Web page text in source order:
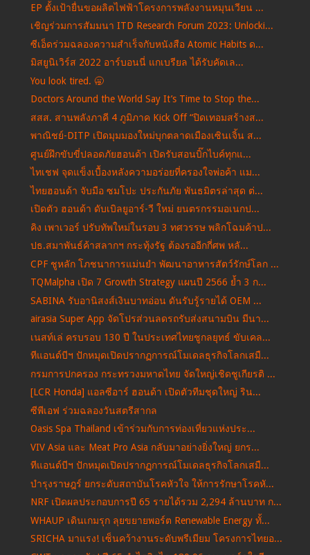
EP ตั้งเป้ายื่นขอผลิตไฟฟ้าโครงการพลังงานหมุนเวียน ...
เชิญร่วมการสัมมนา ITD Research Forum 2023: Unlocki...
ซีเอ็ดร่วมฉลองความสำเร็จกับหนังสือ Atomic Habits ด...
มิสยูนิเวิร์ส 2022 อาร์บอนนี่ แกเบรียล ได้รับคัดเล...
You look tired. 🥱
Doctors Around the World Say It’s Time to Stop the...
สสส. สานพลังภาคี 4 ภูมิภาค Kick Off “ปิดเทอมสร้างส...
พาณิชย์-DITP เปิดมุมมองใหม่บุกตลาดเมืองเซินเจิ้น ส...
ศูนย์ฝึกขับขี่ปลอดภัยฮอนด้า เปิดรับสอนบิ๊กไบค์ทุกแ...
ไทเชฟ จุดแข็งเบื้องหลังความอร่อยที่ครองใจพ่อค้า แม...
ไทยฮอนด้า จับมือ ซมโปะ ประกันภัย พันธมิตรล่าสุด ต่...
เปิดตัว ฮอนด้า ดับเบิลยูอาร์-วี ใหม่ ยนตรกรรมอเนกป...
คิง เพาเวอร์ ปรับทัพใหม่ในรอบ 3 ทศวรรษ พลิกโฉมค้าป...
ปธ.สมาพันธ์ค้าสลากฯ กระทุ้งรัฐ ต้องรออีกกี่ศพ หลั...
CPF ชูหลัก โภชนาการแม่นยำ พัฒนาอาหารสัตว์รักษ์โลก ...
TQMalpha เปิด 7 Growth Strategy แผนปี 2566 ย้ำ 3 ก...
SABINA รับอานิสงส์เงินบาทอ่อน ดันรับรู้รายได้ OEM ...
airasia Super App จัดโปรส่วนลดรถรับส่งสนามบิน มีนา...
เนสท์เล่ ครบรอบ 130 ปี ในประเทศไทยชูกลยุทธ์ ขับเคล...
ทีแอนด์บีฯ ปักหมุดเปิดปรากฏการณ์โมเดลธุรกิจโลกเสมื...
กรมการปกครอง กระทรวงมหาดไทย จัดใหญ่เชิดชูเกียรติ ...
[LCR Honda] แอลซีอาร์ ฮอนด้า เปิดตัวทีมชุดใหญ่ ริน...
ซีพีเอฟ ร่วมฉลองวันสตรีสากล
Oasis Spa Thailand เข้าร่วมกับการท่องเที่ยวแห่งประ...
VIV Asia และ Meat Pro Asia กลับมาอย่างยิ่งใหญ่ ยกร...
ทีแอนด์บีฯ ปักหมุดเปิดปรากฏการณ์โมเดลธุรกิจโลกเสมื...
บำรุงราษฎร์ ยกระดับสถาบันโรคหัวใจ ให้การรักษาโรคหั...
NRF เปิดผลประกอบการปี 65 รายได้รวม 2,294 ล้านบาท ก...
WHAUP เดินเกมรุก ลุยขยายพอร์ต Renewable Energy ทั้...
SRICHA มาแรง! เซ็นคว้างานระดับพรีเมียม โครงการไทยอ...